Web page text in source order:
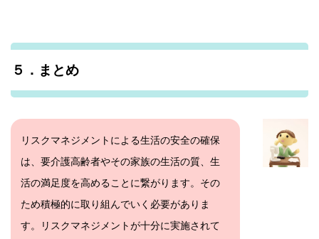
５．まとめ
リスクマネジメントによる生活の安全の確保
は、要介護高齢者やその家族の生活の質、生
活の満足度を高めることに繋がります。その
ため積極的に取り組んでいく必要がありま
す。リスクマネジメントが十分に実施されて